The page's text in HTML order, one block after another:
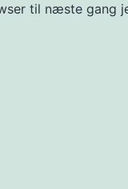
til næste gang